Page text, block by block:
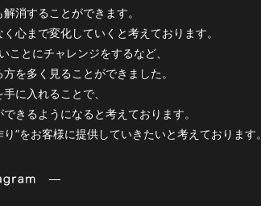
消することができます。
心まで変化していくと考えております。
ことにチャレンジをするなど、
を多く見ることができました。
に入れることで、
きるようになると考えております。
”をお客様に提供していきたいと考えております。